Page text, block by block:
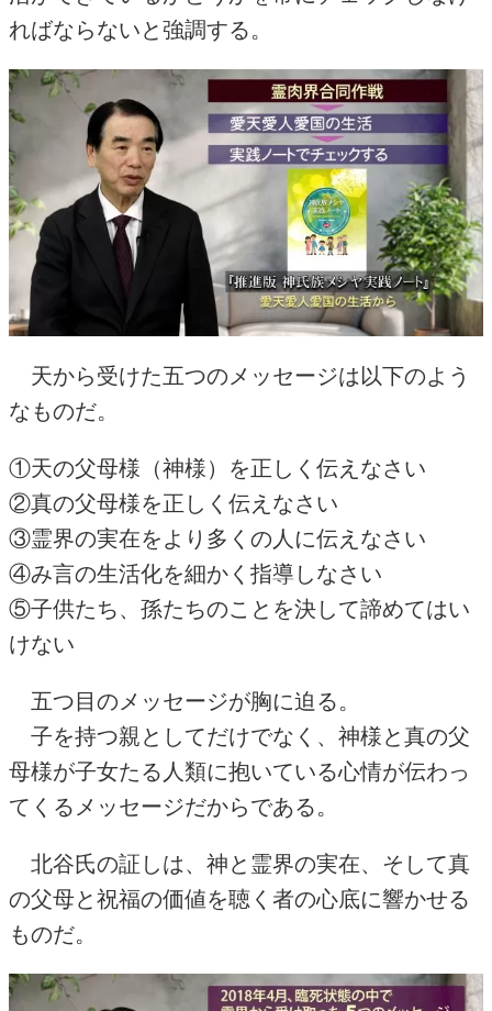
ればならないと強調する。
天から受けた五つのメッセージは以下のよう
なものだ。
①天の父母様（神様）を正しく伝えなさい
②真の父母様を正しく伝えなさい
③霊界の実在をより多くの人に伝えなさい
④み言の生活化を細かく指導しなさい
⑤子供たち、孫たちのことを決して諦めてはい
けない
五つ目のメッセージが胸に迫る。
子を持つ親としてだけでなく、神様と真の父
母様が子女たる人類に抱いている心情が伝わっ
てくるメッセージだからである。
北谷氏の証しは、神と霊界の実在、そして真
の父母と祝福の価値を聴く者の心底に響かせる
ものだ。